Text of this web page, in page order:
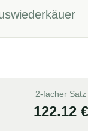
2-facher Satz
122.12€